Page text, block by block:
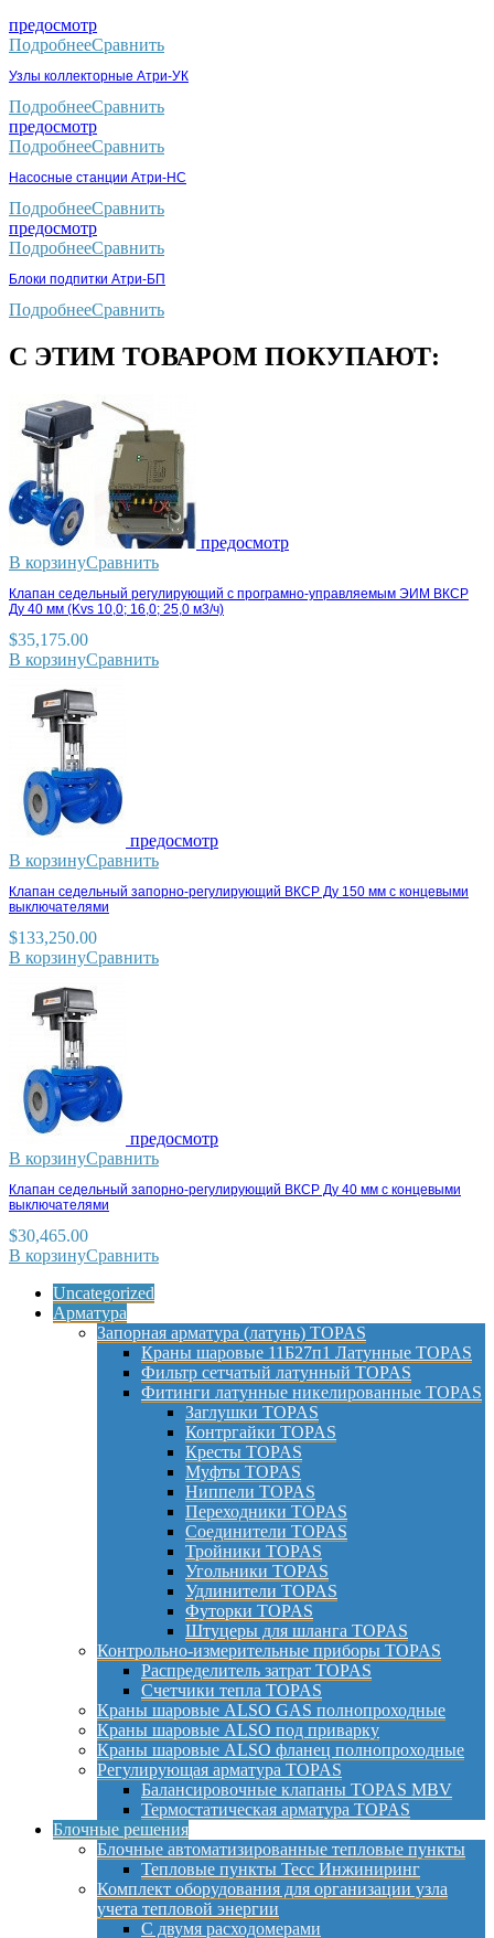
предосмотр
ПодробнееСравнить
Узлы коллекторные Атри-УК
ПодробнееСравнить
предосмотр
ПодробнееСравнить
Насосные станции Атри-НС
ПодробнееСравнить
предосмотр
ПодробнееСравнить
Блоки подпитки Атри-БП
ПодробнееСравнить
С ЭТИМ ТОВАРОМ ПОКУПАЮТ:
предосмотр
В корзинуСравнить
Клапан седельный регулирующий с програмно-управляемым ЭИМ ВКСР
Ду 40 мм (Kvs 10,0; 16,0; 25,0 м3/ч)
$35,175.00
В корзинуСравнить
предосмотр
В корзинуСравнить
Клапан седельный запорно-регулирующий ВКСР Ду 150 мм с концевыми
выключателями
$133,250.00
В корзинуСравнить
предосмотр
В корзинуСравнить
Клапан седельный запорно-регулирующий ВКСР Ду 40 мм с концевыми
выключателями
$30,465.00
В корзинуСравнить
Uncategorized
Арматура
Запорная арматура (латунь) TOPAS
Краны шаровые 11Б27п1 Латунные TOPAS
Фильтр сетчатый латунный TOPAS
Фитинги латунные никелированные TOPAS
Заглушки TOPAS
Контргайки TOPAS
Кресты TOPAS
Муфты TOPAS
Ниппели TOPAS
Переходники TOPAS
Соединители TOPAS
Тройники TOPAS
Угольники TOPAS
Удлинители TOPAS
Футорки TOPAS
Штуцеры для шланга TOPAS
Контрольно-измерительные приборы TOPAS
Распределитель затрат TOPAS
Счетчики тепла TOPAS
Краны шаровые ALSO GAS полнопроходные
Краны шаровые ALSO под приварку
Краны шаровые ALSO фланец полнопроходные
Регулирующая арматура TOPAS
Балансировочные клапаны TOPAS MBV
Термостатическая арматура TOPAS
Блочные решения
Блочные автоматизированные тепловые пункты
Тепловые пункты Тесс Инжиниринг
Комплект оборудования для организации узла
учета тепловой энергии
С двумя расходомерами